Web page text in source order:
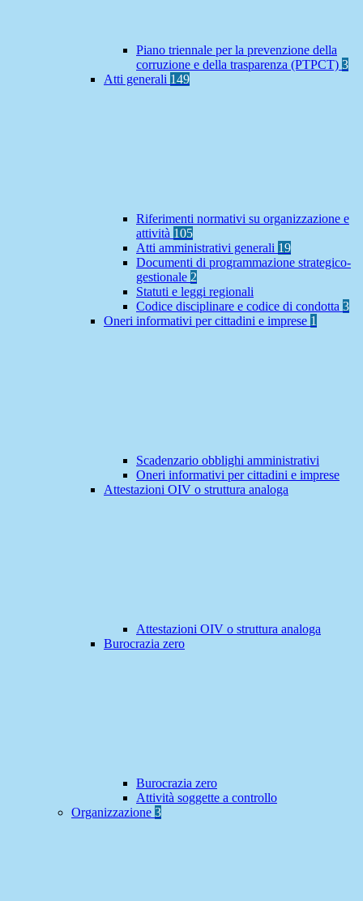
Piano triennale per la prevenzione della
corruzione e della trasparenza (PTPCT) 3
Atti generali 149
Riferimenti normativi su organizzazione e
attività 105
Atti amministrativi generali 19
Documenti di programmazione strategico-
gestionale 2
Statuti e leggi regionali
Codice disciplinare e codice di condotta 3
Oneri informativi per cittadini e imprese 1
Scadenzario obblighi amministrativi
Oneri informativi per cittadini e imprese
Attestazioni OIV o struttura analoga
Attestazioni OIV o struttura analoga
Burocrazia zero
Burocrazia zero
Attività soggette a controllo
Organizzazione 3